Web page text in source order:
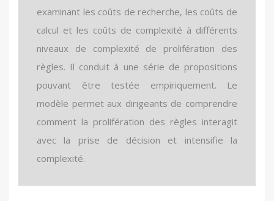
examinant les coûts de recherche, les coûts de
calcul et les coûts de complexité à différents
niveaux de complexité de prolifération des
règles. Il conduit à une série de propositions
pouvant être testée empiriquement. Le
modèle permet aux dirigeants de comprendre
comment la prolifération des règles interagit
avec la prise de décision et intensifie la
complexité.